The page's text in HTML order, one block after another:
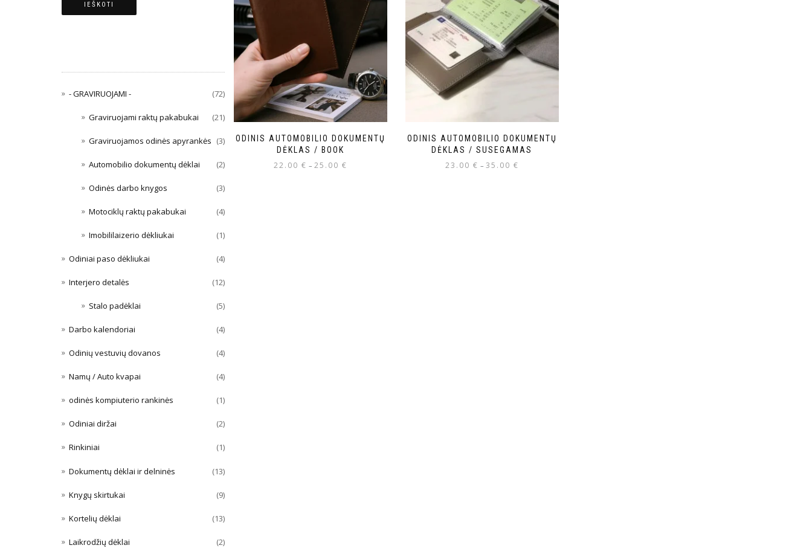
ODINIS AUTOMOBILIO DOKUMENTŲ
DĖKLAS / BOOK
22.00 € – 25.00 €
ODINIS AUTOMOBILIO DOKUMENTŲ
DĖKLAS / SUSEGAMAS
23.00 € – 35.00 €
IEŠKOTI
- GRAVIRUOJAMI - (72)
Graviruojami raktų pakabukai (21)
Graviruojamos odinės apyrankės (3)
Automobilio dokumentų dėklai (2)
Odinės darbo knygos (3)
Motociklų raktų pakabukai (4)
Imobililaizerio dėkliukai (1)
Odiniai paso dėkliukai (4)
Interjero detalės (12)
Stalo padėklai (5)
Darbo kalendoriai (4)
Odinių vestuvių dovanos (4)
Namų / Auto kvapai (4)
odinės kompiuterio rankinės (1)
Odiniai diržai (2)
Rinkiniai (1)
Dokumentų dėklai ir delninės (13)
Knygų skirtukai (9)
Kortelių dėklai (13)
Laikrodžių dėklai (2)